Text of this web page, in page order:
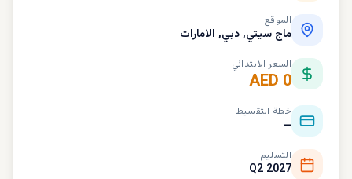
الموقع
ماج سيتي, دبي, الامارات
السعر الابتدائي
AED 0
خطة التقسيط
—
التسليم
Q2 2027